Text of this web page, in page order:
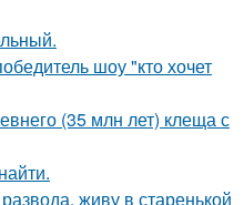
шоу "кто хочет
(35 млн лет) клеща с
живу в старенькой